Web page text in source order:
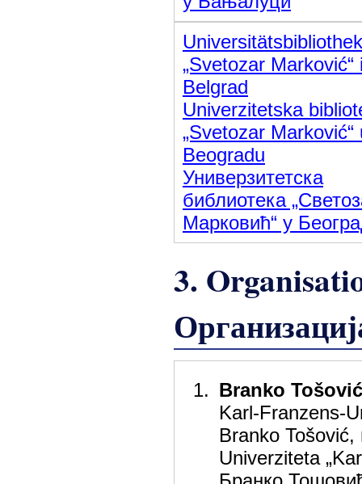
Universitätsbibliothek
„Svetozar Marković“
Belgrad
Univerzitetska
„Svetozar Marković“
Beogradu
Универзитетска
библиотека
Марковић“ у
3.
Branko Tošović
Karl-Franzens-
Branko
Univerziteta